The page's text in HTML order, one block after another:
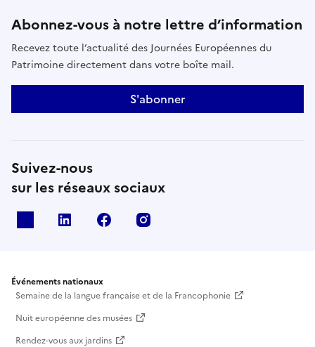
Abonnez-vous à notre lettre d’information
Recevez toute l’actualité des Journées Européennes du
Patrimoine directement dans votre boîte mail.
S'abonner
Suivez-nous
sur les réseaux sociaux
Linkedin Facebook
Événements nationaux
Semaine de la langue française et de la Francophonie
Nuit européenne des musées
Rendez-vous aux jardins